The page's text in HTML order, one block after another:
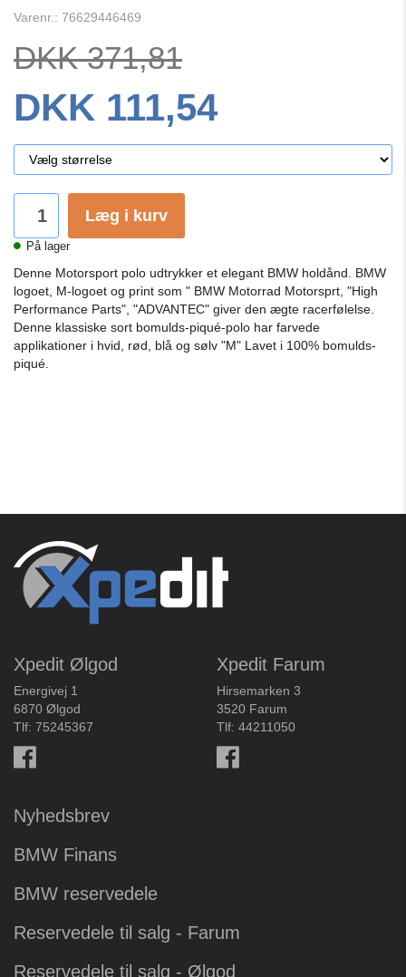
Varenr.: 76629446469
DKK 371,81
DKK 111,54
Læg i kurv
På lager
Denne Motorsport polo udtrykker et elegant BMW holdånd. BMW
logoet, M-logoet og print som " BMW Motorrad Motorsprt, "High
Performance Parts", "ADVANTEC" giver den ægte racerfølelse.
Denne klassiske sort bomulds-piqué-polo har farvede
applikationer i hvid, rød, blå og sølv "M" Lavet i 100% bomulds-
piqué.
Xpedit Ølgod
Energivej 1
6870 Ølgod
Tlf: 75245367
Xpedit Farum
Hirsemarken 3
3520 Farum
Tlf: 44211050
Nyhedsbrev
BMW Finans
BMW reservedele
Reservedele til salg - Farum
Reservedele til salg - Ølgod